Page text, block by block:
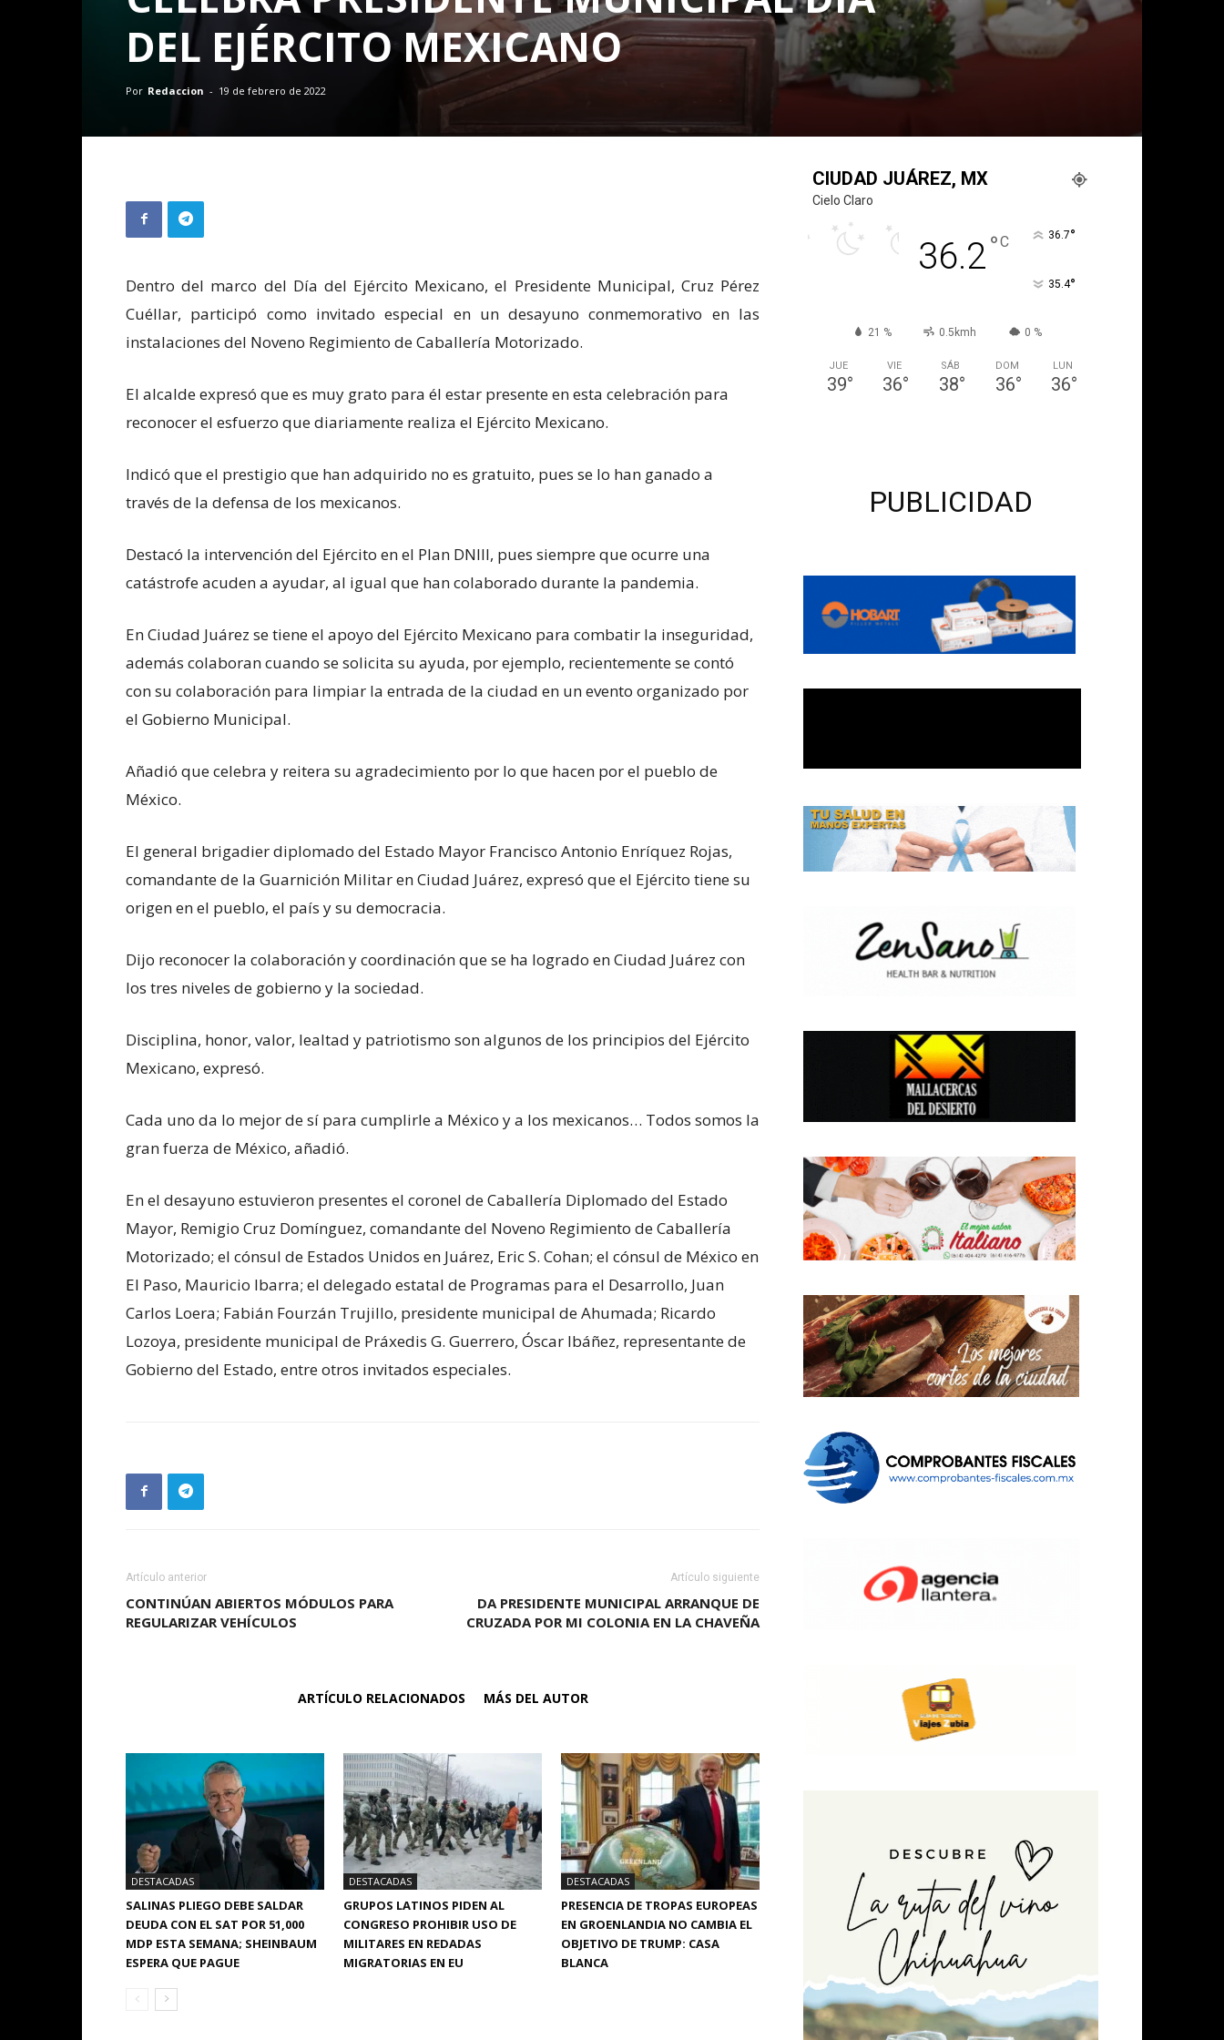
DEL EJÉRCITO MEXICANO
Por Redaccion - 19 de febrero de 2022
Dentro del marco del Día del Ejército Mexicano, el Presidente Municipal, Cruz Pérez
Cuéllar, participó como invitado especial en un desayuno conmemorativo en las
instalaciones del Noveno Regimiento de Caballería Motorizado.
El alcalde expresó que es muy grato para él estar presente en esta celebración para
reconocer el esfuerzo que diariamente realiza el Ejército Mexicano.
Indicó que el prestigio que han adquirido no es gratuito, pues se lo han ganado a
través de la defensa de los mexicanos.
Destacó la intervención del Ejército en el Plan DNIII, pues siempre que ocurre una
catástrofe acuden a ayudar, al igual que han colaborado durante la pandemia.
En Ciudad Juárez se tiene el apoyo del Ejército Mexicano para combatir la inseguridad,
además colaboran cuando se solicita su ayuda, por ejemplo, recientemente se contó
con su colaboración para limpiar la entrada de la ciudad en un evento organizado por
el Gobierno Municipal.
Añadió que celebra y reitera su agradecimiento por lo que hacen por el pueblo de
México.
El general brigadier diplomado del Estado Mayor Francisco Antonio Enríquez Rojas,
comandante de la Guarnición Militar en Ciudad Juárez, expresó que el Ejército tiene su
origen en el pueblo, el país y su democracia.
Dijo reconocer la colaboración y coordinación que se ha logrado en Ciudad Juárez con
los tres niveles de gobierno y la sociedad.
Disciplina, honor, valor, lealtad y patriotismo son algunos de los principios del Ejército
Mexicano, expresó.
Cada uno da lo mejor de sí para cumplirle a México y a los mexicanos… Todos somos la
gran fuerza de México, añadió.
En el desayuno estuvieron presentes el coronel de Caballería Diplomado del Estado
Mayor, Remigio Cruz Domínguez, comandante del Noveno Regimiento de Caballería
Motorizado; el cónsul de Estados Unidos en Juárez, Eric S. Cohan; el cónsul de México en
El Paso, Mauricio Ibarra; el delegado estatal de Programas para el Desarrollo, Juan
Carlos Loera; Fabián Fourzán Trujillo, presidente municipal de Ahumada; Ricardo
Lozoya, presidente municipal de Práxedis G. Guerrero, Óscar Ibáñez, representante de
Gobierno del Estado, entre otros invitados especiales.
Artículo anterior
CONTINÚAN ABIERTOS MÓDULOS PARA
REGULARIZAR VEHÍCULOS
Artículo siguiente
DA PRESIDENTE MUNICIPAL ARRANQUE DE
CRUZADA POR MI COLONIA EN LA CHAVEÑA
ARTÍCULO RELACIONADOS MÁS DEL AUTOR
DESTACADAS
SALINAS PLIEGO DEBE SALDAR
DEUDA CON EL SAT POR 51,000
MDP ESTA SEMANA; SHEINBAUM
ESPERA QUE PAGUE
DESTACADAS
GRUPOS LATINOS PIDEN AL
CONGRESO PROHIBIR USO DE
MILITARES EN REDADAS
MIGRATORIAS EN EU
DESTACADAS
PRESENCIA DE TROPAS EUROPEAS
EN GROENLANDIA NO CAMBIA EL
OBJETIVO DE TRUMP: CASA
BLANCA
CIUDAD JUÁREZ, MX
Cielo Claro
36.2°C 36.7°
35.4°
21 % 0.5kmh 0 %
JUE
39°
VIE
36°
SÁB
38°
DOM
36°
LUN
36°
PUBLICIDAD